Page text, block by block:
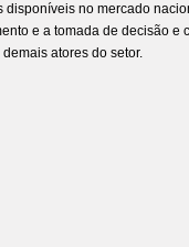
disponíveis no mercado
e a tomada de decisão e
atores do setor.